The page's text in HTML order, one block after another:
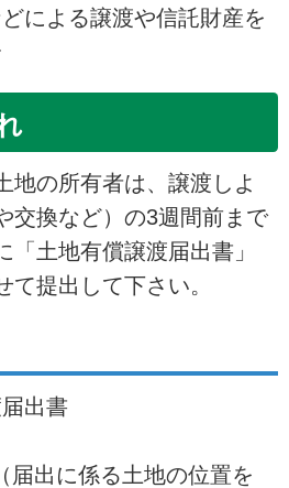
による譲渡や信託財産を
地の所有者は、譲渡しよ
交換など）の3週間前まで
「土地有償譲渡届出書」
て提出して下さい。
出書
届出に係る土地の位置を